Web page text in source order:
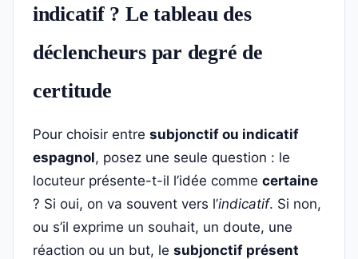
indicatif ? Le tableau des
déclencheurs par degré de
certitude
Pour choisir entre subjonctif ou indicatif
espagnol, posez une seule question : le
locuteur présente-t-il l’idée comme certaine
? Si oui, on va souvent vers l’indicatif. Si non,
ou s’il exprime un souhait, un doute, une
réaction ou un but, le subjonctif présent